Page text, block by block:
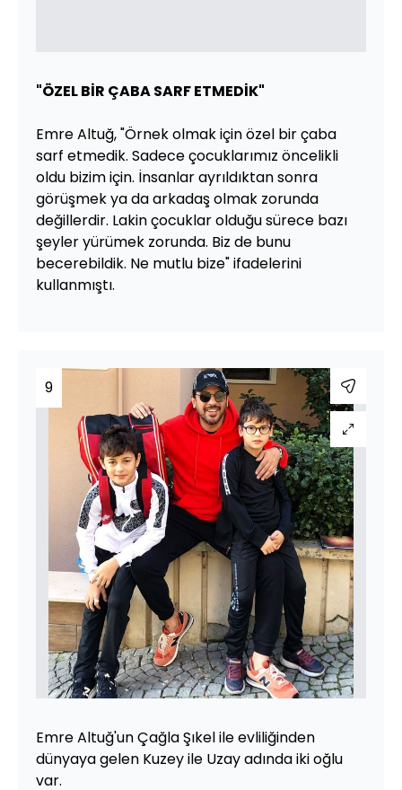
"ÖZEL BİR ÇABA SARF ETMEDİK"
Emre Altuğ, "Örnek olmak için özel bir çaba
sarf etmedik. Sadece çocuklarımız öncelikli
oldu bizim için. İnsanlar ayrıldıktan sonra
görüşmek ya da arkadaş olmak zorunda
değillerdir. Lakin çocuklar olduğu sürece bazı
şeyler yürümek zorunda. Biz de bunu
becerebildik. Ne mutlu bize" ifadelerini
kullanmıştı.
9
Emre Altuğ'un Çağla Şıkel ile evliliğinden
dünyaya gelen Kuzey ile Uzay adında iki oğlu
var.